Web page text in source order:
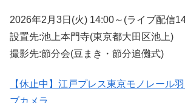
2026年2月3日(火) 14:00～(ライブ配信
設置先:池上本門寺(東京都大田区池上)
撮影先:節分会(豆まき・節分追儺式)
【休止中】江戸プレス東京モノレール